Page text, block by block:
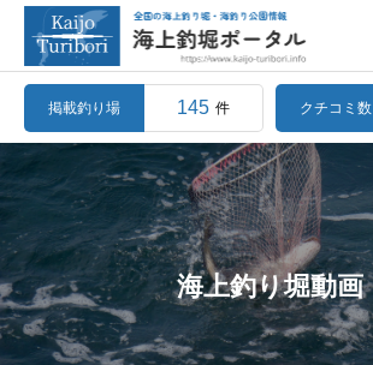
掲載釣り場 145 件 クチコミ数
海上釣り堀動画